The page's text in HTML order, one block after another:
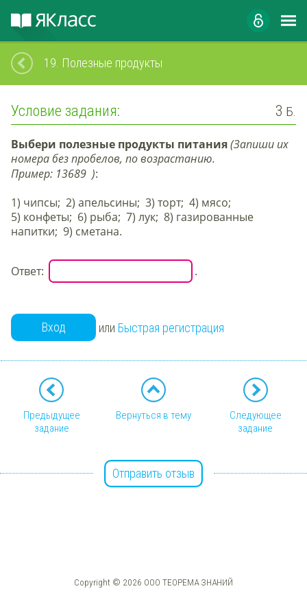
19. Полезные продукты
Условие задания: 3 Б.
Выбери полезные продукты питания(Запиши их
номера без пробелов, по возрастанию.
Пример: 13689 ):
1) чипсы; 2) апельсины; 3) торт; 4) мясо;
5) конфеты; 6) рыба; 7) лук; 8) газированные
напитки; 9) сметана.
Ответ: .
Вход или Быстрая регистрация
Предыдущее
задание
Вернуться в тему
Следующее
задание
Отправить отзыв
Copyright © 2026 ООО ТЕОРЕМА ЗНАНИЙ